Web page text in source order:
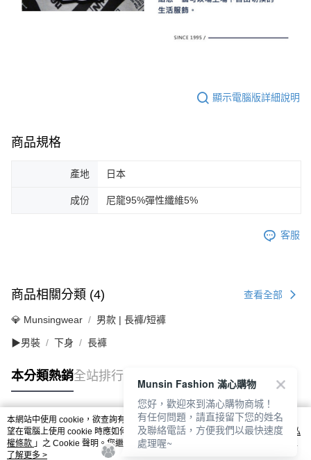
顯示電腦版詳細說明
商品規格
產地 日本
成份 尼龍95%彈性纖維5%
客服
商品相關分類 (4) 查看全部
💎 Munsingwear 男款 | 長褲/短褲
▶男裝 下身 長褲
本分類熱銷全站排行
熱門標籤
本網站中使用 cookie，欲查詢有關本網站使用 cookie 方式之詳情，及若您不希
望在電腦上使用 cookie 時應如何變更電腦的 cookie 設定，請參閱本網站「
隱私
權條款 」之 Cookie 聲明。您繼續使用本網站即表示您同意本公司得按本網站使
用條款之 Cookie 聲明使用 cookie。
了解更多 >
Munsin Fashion 滿心購物
您好，歡迎來到滿心購物商城！
有任何問題，請直接留下您的姓名
及聯絡電話，方便我們以最快速度
處理喔~